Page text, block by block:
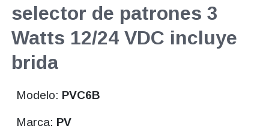
selector de patrones 3
Watts 12/24 VDC incluye
brida
Modelo: PVC6B
Marca: PV